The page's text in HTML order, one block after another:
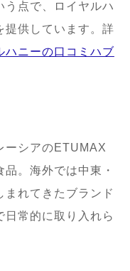
う点で、ロイヤルハ
提供しています。詳
ハニーの口コミハブ
ーシアのETUMAX
。海外では中東・
れてきたブランド
日常的に取り入れら